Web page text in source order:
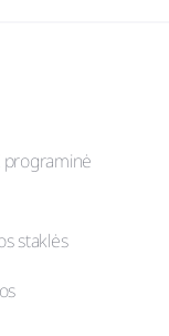
programinė
staklės